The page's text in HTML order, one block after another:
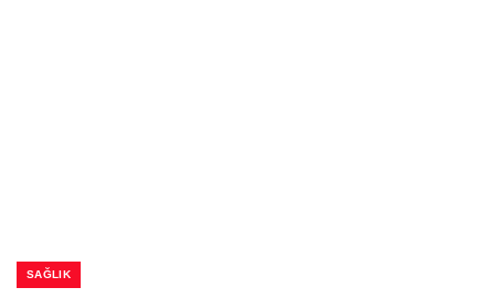
SAĞLIK